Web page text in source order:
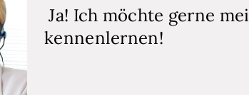
Ja! Ich möchte gerne
kennenlernen!